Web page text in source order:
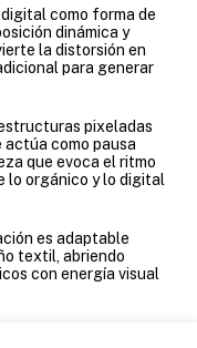
como forma de
dinámica y
la distorsión en
para generar
pixeladas
como pausa
que evoca el ritmo
lo orgánico y lo digital
es adaptable
textil, abriendo
con energía visual